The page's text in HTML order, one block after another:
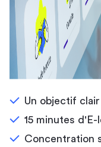
Un objectif
15 minutes
Concentration